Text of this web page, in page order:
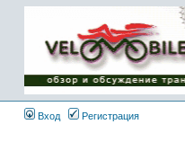
Имя пользователя:
Пароль:
{ LOG_ME_IN_SHORT
}
Вход
Регистрация